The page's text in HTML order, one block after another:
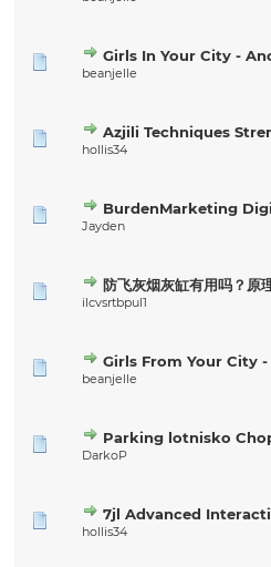
Girls In Your City -
beanjelle
Azjili Techniques
hollis34
BurdenMarketing
Jayden
防飞灰烟灰缸有用吗？原
ilcvsrtbpul1
Girls From Your City
beanjelle
Parking lotnisko
DarkoP
7jl Advanced
hollis34